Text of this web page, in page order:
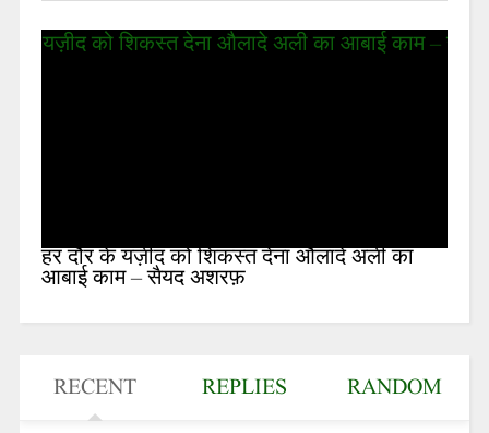
हर दौर के यज़ीद को शिकस्त देना औलादे अली का
आबाई काम – सैयद अशरफ़
RECENT REPLIES RANDOM